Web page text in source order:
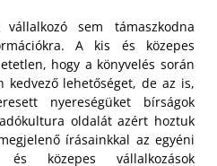
sem támaszkodna
A kis és közepes
hogy a könyvelés során
lehetőséget, de az is,
nyereségüket bírságok
oldalát azért hoztuk
írásainkkal az egyéni
közepes vállalkozások